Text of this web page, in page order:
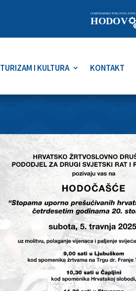
TURIZAM I KULTURA KONTAKT